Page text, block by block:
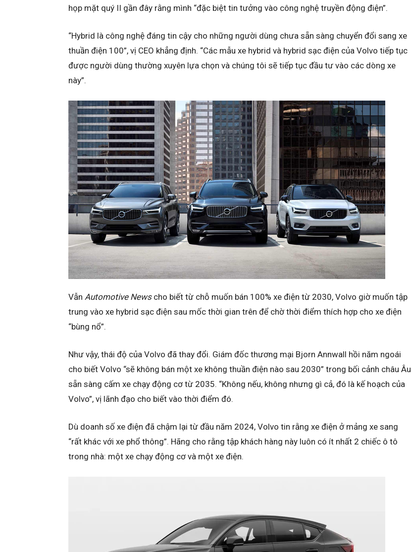
họp mặt quý II gần đây rằng mình “đặc biệt tin tưởng vào công nghệ truyền động điện”.
“Hybrid là công nghệ đáng tin cậy cho những người dùng chưa sẵn sàng chuyển đổi sang xe
thuần điện 100”, vị CEO khẳng định. “Các mẫu xe hybrid và hybrid sạc điện của Volvo tiếp tục
được người dùng thường xuyên lựa chọn và chúng tôi sẽ tiếp tục đầu tư vào các dòng xe
này”.
Vẫn Automotive News cho biết từ chỗ muốn bán 100% xe điện từ 2030, Volvo giờ muốn tập
trung vào xe hybrid sạc điện sau mốc thời gian trên để chờ thời điểm thích hợp cho xe điện
“bùng nổ”.
Như vậy, thái độ của Volvo đã thay đổi. Giám đốc thương mại Bjorn Annwall hồi năm ngoái
cho biết Volvo “sẽ không bán một xe không thuần điện nào sau 2030” trong bối cảnh châu Âu
sẵn sàng cấm xe chạy động cơ từ 2035. “Không nếu, không nhưng gì cả, đó là kế hoạch của
Volvo”, vị lãnh đạo cho biết vào thời điểm đó.
Dù doanh số xe điện đã chậm lại từ đầu năm 2024, Volvo tin rằng xe điện ở mảng xe sang
“rất khác với xe phổ thông”. Hãng cho rằng tập khách hàng này luôn có ít nhất 2 chiếc ô tô
trong nhà: một xe chạy động cơ và một xe điện.